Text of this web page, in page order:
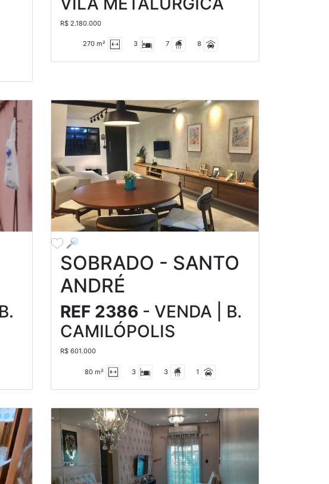
R$ 2.180.000
270 m² 3 7 8
SOBRADO - SANTO
ANDRÉ
REF 2386 - VENDA | B.
CAMILÓPOLIS
R$ 601.000
80 m² 3 3 1